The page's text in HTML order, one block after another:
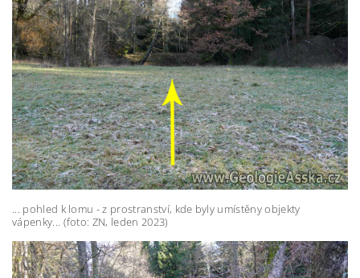
... pohled k lomu - z prostranství, kde byly umístěny objekty
vápenky... (foto: ZN, leden 2023)